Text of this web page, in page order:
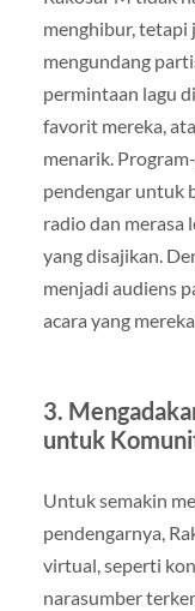
menghibur, tetapi
mengundang
permintaan lagu
favorit mereka,
menarik.
pendengar untuk
radio dan merasa
yang disajikan.
menjadi audiens
acara yang
3.
untuk
Untuk semakin
pendengarnya,
virtual, seperti
narasumber